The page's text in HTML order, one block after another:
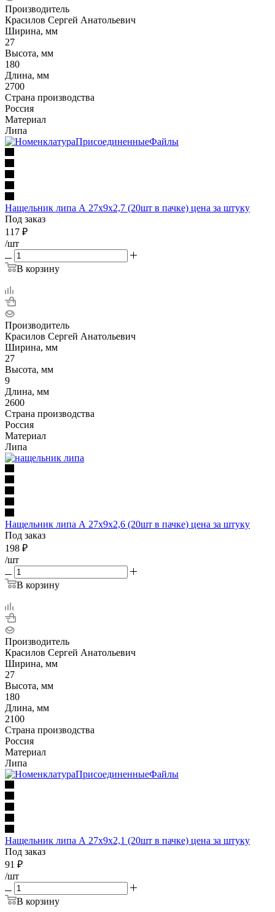
Производитель
Красилов Сергей Анатольевич
Ширина, мм
27
Высота, мм
180
Длина, мм
2700
Страна производства
Россия
Материал
Липа
Нащельник липа А 27х9х2,7 (20шт в пачке) цена за штуку
Под заказ
117 ₽
/шт
В корзину
Производитель
Красилов Сергей Анатольевич
Ширина, мм
27
Высота, мм
9
Длина, мм
2600
Страна производства
Россия
Материал
Липа
Нащельник липа А 27х9х2,6 (20шт в пачке) цена за штуку
Под заказ
198 ₽
/шт
В корзину
Производитель
Красилов Сергей Анатольевич
Ширина, мм
27
Высота, мм
180
Длина, мм
2100
Страна производства
Россия
Материал
Липа
Нащельник липа А 27х9х2,1 (20шт в пачке) цена за штуку
Под заказ
91 ₽
/шт
В корзину